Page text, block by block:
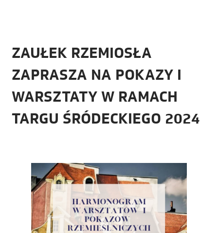
ZAUŁEK RZEMIOSŁA
ZAPRASZA NA POKAZY I
WARSZTATY W RAMACH
TARGU ŚRÓDECKIEGO 2024